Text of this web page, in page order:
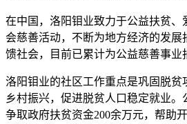
在中国，洛阳钼业致力于公益扶贫、
会慈善活动，不断为地方经济的发展
馈社会，目前已累计为公益慈善事业
洛阳钼业的社区工作重点是巩固脱贫
乡村振兴，促进脱贫人口稳定就业
争取政府扶贫资金200余万元，帮助